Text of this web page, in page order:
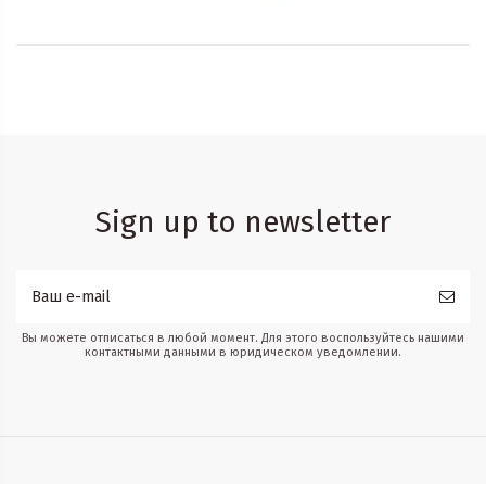
Sign up to newsletter
Вы можете отписаться в любой момент. Для этого воспользуйтесь нашими
контактными данными в юридическом уведомлении.